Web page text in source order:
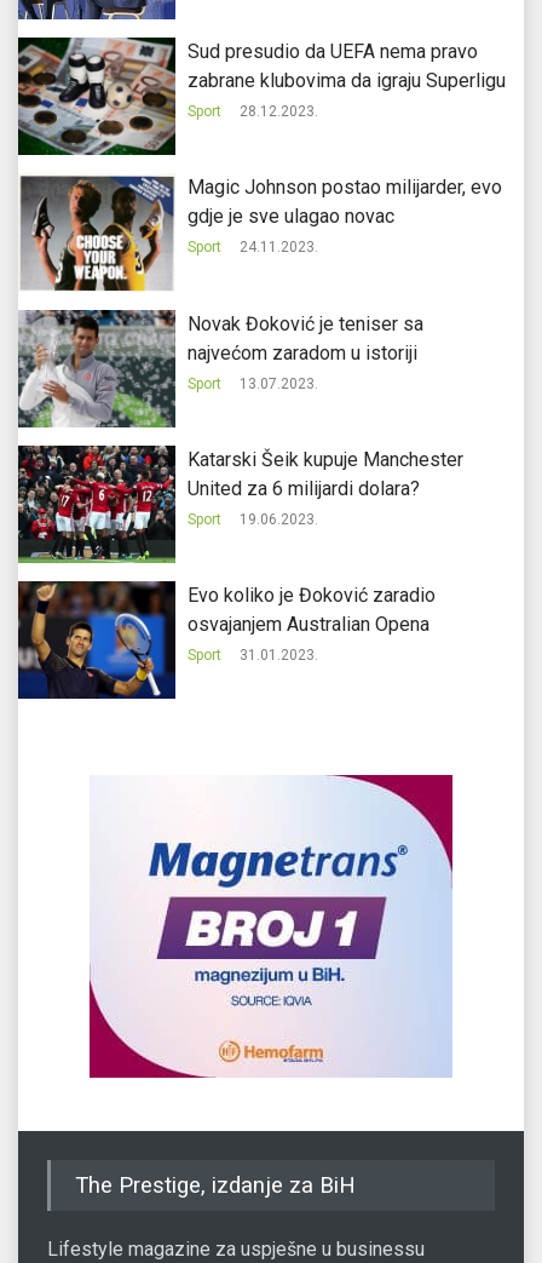
Sud presudio da UEFA nema pravo
zabrane klubovima da igraju Superligu
Sport 28.12.2023.
Magic Johnson postao milijarder, evo
gdje je sve ulagao novac
Sport 24.11.2023.
Novak Đoković je teniser sa
najvećom zaradom u istoriji
Sport 13.07.2023.
Katarski Šeik kupuje Manchester
United za 6 milijardi dolara?
Sport 19.06.2023.
Evo koliko je Đoković zaradio
osvajanjem Australian Opena
Sport 31.01.2023.
The Prestige, izdanje za BiH
Lifestyle magazine za uspješne u businessu